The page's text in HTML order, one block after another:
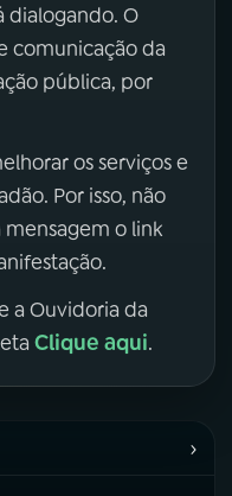
dialogando. O
comunicação da
pública, por
os serviços e
Por isso, não
mensagem o link
a Ouvidoria da
Clique aqui.
›